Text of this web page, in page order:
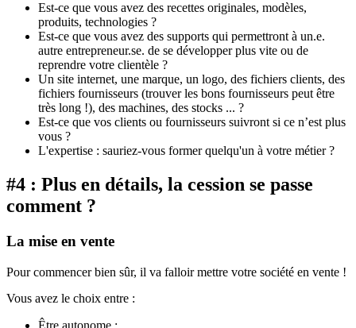
Est-ce que vous avez des recettes originales, modèles,
produits, technologies ?
Est-ce que vous avez des supports qui permettront à un.e.
autre entrepreneur.se. de se développer plus vite ou de
reprendre votre clientèle ?
Un site internet, une marque, un logo, des fichiers clients, des
fichiers fournisseurs (trouver les bons fournisseurs peut être
très long !), des machines, des stocks ... ?
Est-ce que vos clients ou fournisseurs suivront si ce n’est plus
vous ?
L'expertise : sauriez-vous former quelqu'un à votre métier ?
#4 : Plus en détails, la cession se passe
comment ?
La mise en vente
Pour commencer bien sûr, il va falloir mettre votre société en vente !
Vous avez le choix entre :
Être autonome :